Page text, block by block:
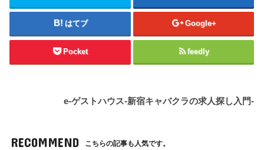
はてブ Google+
Pocket feedly
e-ゲストハウス-新宿キャバクラの求人探し入門-
RECOMMEND こちらの記事も人気です。